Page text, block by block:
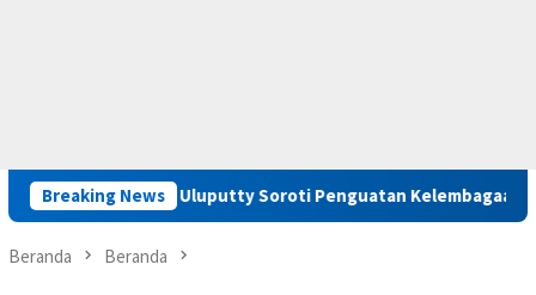
Breaking News
Uluputty Soroti Penguatan Kelembagaan dan
Beranda Beranda